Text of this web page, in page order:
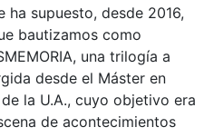
ha supuesto, desde 2016,
bautizamos como
una trilogía a
desde el Máster en
la U.A., cuyo objetivo era
de acontecimientos